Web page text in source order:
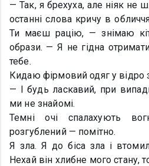
— Так, я брехуха, але ніяк не
останні слова кричу в
Ти маєш рацію, — знімаю
образи. — Я не гідна
тебе.
Кидаю фірмовий одяг у відро
— І будь ласкавий, при
ми не знайомі.
Темні очі спалахують
розгублений — помітно.
Я зла. Я до біса зла і
Нехай він хлибне мого стану,